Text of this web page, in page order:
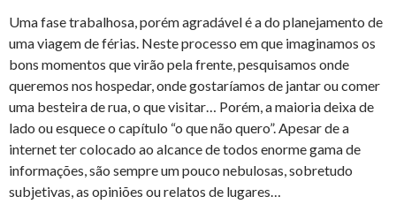
Uma fase trabalhosa, porém agradável é a do planejamento de
uma viagem de férias. Neste processo em que imaginamos os
bons momentos que virão pela frente, pesquisamos onde
queremos nos hospedar, onde gostaríamos de jantar ou comer
uma besteira de rua, o que visitar… Porém, a maioria deixa de
lado ou esquece o capítulo “o que não quero”. Apesar de a
internet ter colocado ao alcance de todos enorme gama de
informações, são sempre um pouco nebulosas, sobretudo
subjetivas, as opiniões ou relatos de lugares…